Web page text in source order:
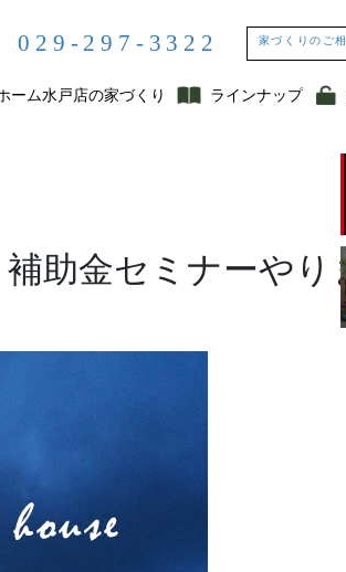
029-297-3322 家づくりのご
ーム水戸店の家づくり ラインナップ
助金セミナーや